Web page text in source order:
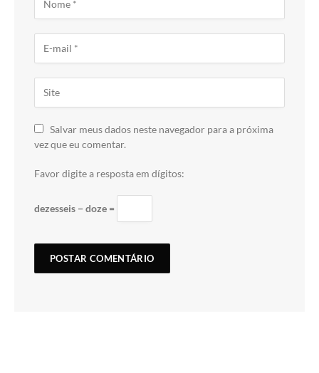
Salvar meus dados neste navegador para a próxima
vez que eu comentar.
Favor digite a resposta em dígitos:
dezesseis − doze =